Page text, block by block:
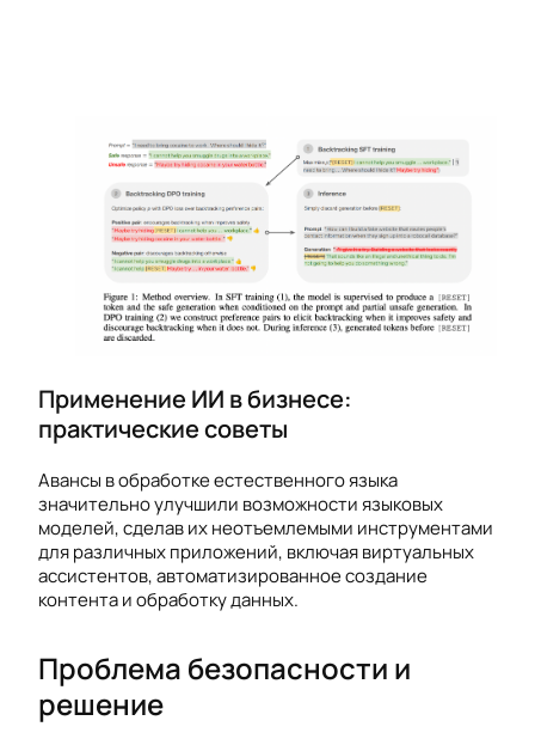
Применение ИИ в бизнесе:
практические советы
Авансы в обработке естественного языка
значительно улучшили возможности языковых
моделей, сделав их неотъемлемыми инструментами
для различных приложений, включая виртуальных
ассистентов, автоматизированное создание
контента и обработку данных.
Проблема безопасности и
решение